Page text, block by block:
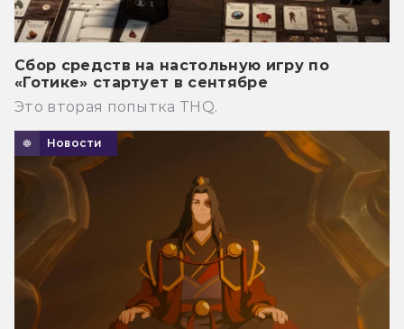
Сбор средств на настольную игру по
«Готике» стартует в сентябре
Это вторая попытка THQ.
Новости